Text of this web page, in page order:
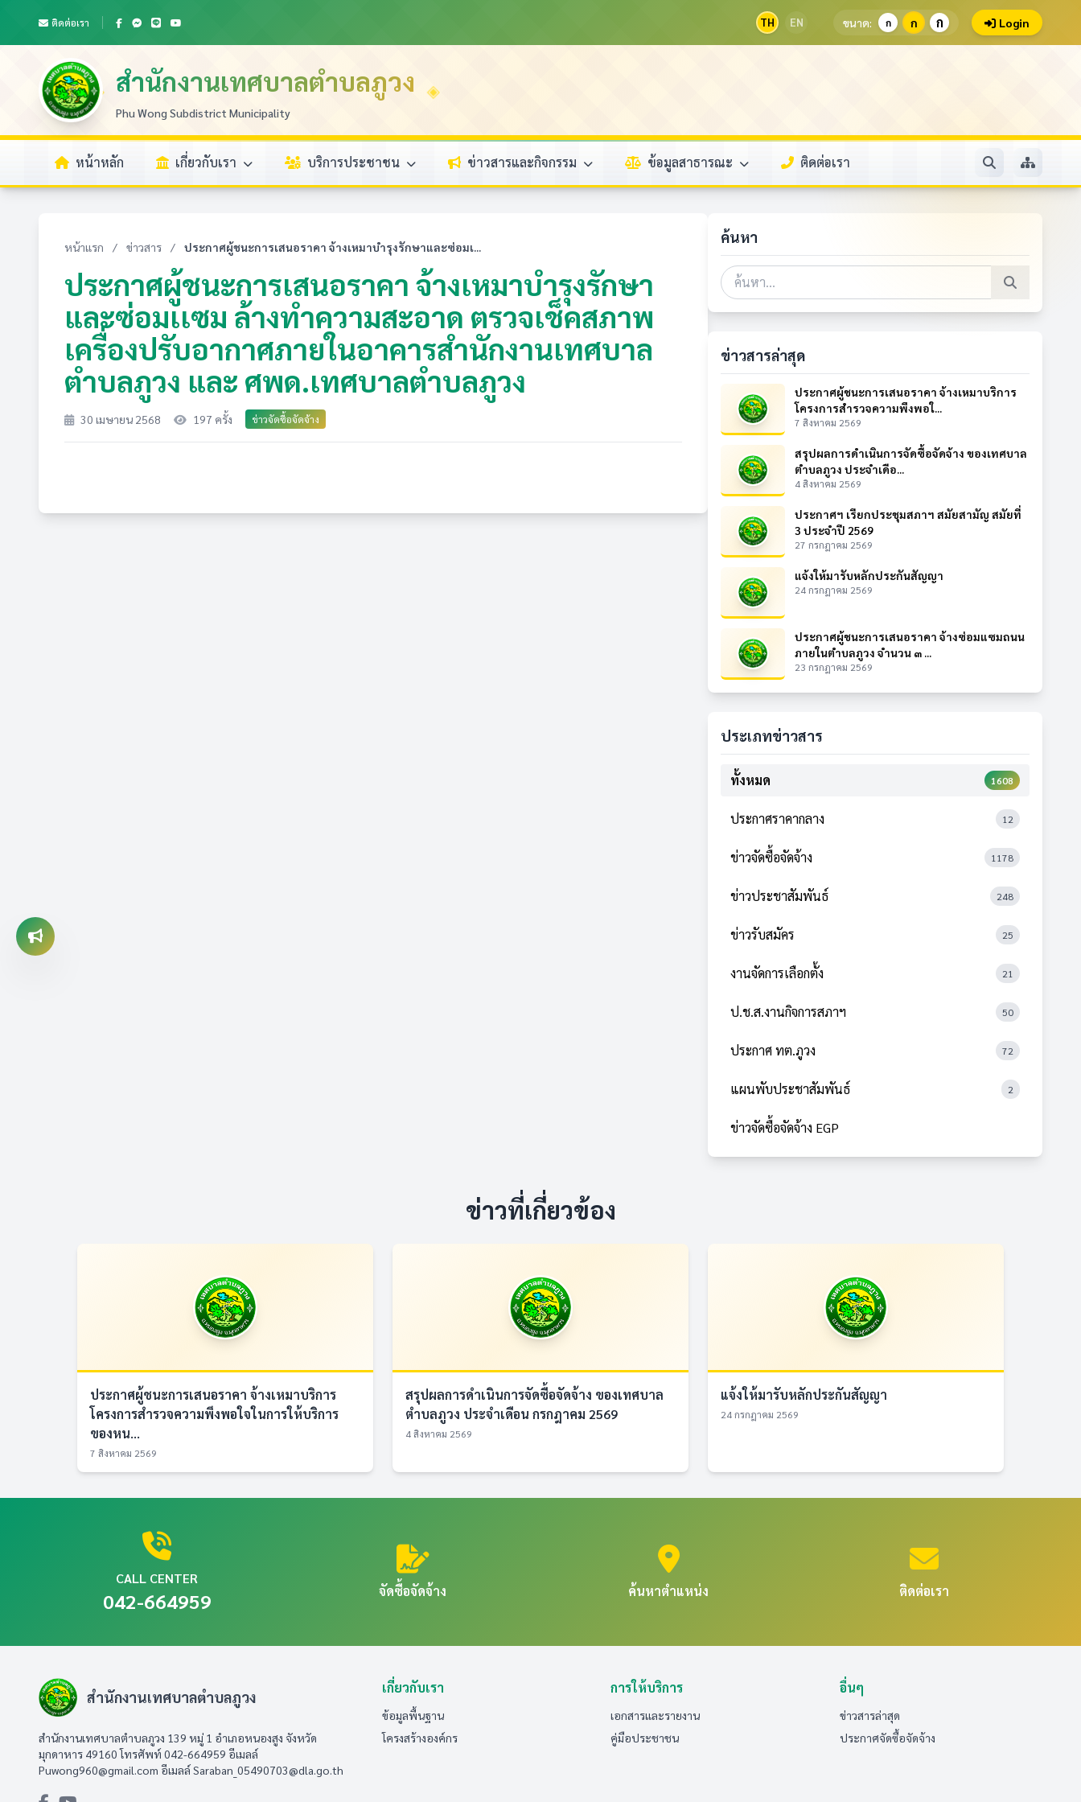
ติดต่อเรา TH EN ขนาด: ก ก ก Login
สำนักงานเทศบาลตำบลภูวง
Phu Wong Subdistrict Municipality
หน้าหลัก เกี่ยวกับเรา บริการประชาชน ข่าวสารและกิจกรรม ข้อมูลสาธารณะ ติดต่อเรา
หน้าแรก / ข่าวสาร / ประกาศผู้ชนะการเสนอราคา จ้างเหมาบำรุงรักษาและซ่อมเ...
ประกาศผู้ชนะการเสนอราคา จ้างเหมาบำรุงรักษา
และซ่อมเเซม ล้างทำความสะอาด ตรวจเช็คสภาพ
เครื่องปรับอากาศภายในอาคารสำนักงานเทศบาล
ตำบลภูวง และ ศพด.เทศบาลตำบลภูวง
30 เมษายน 2568 197 ครั้ง ข่าวจัดซื้อจัดจ้าง
ค้นหา
ข่าวสารล่าสุด
ประกาศผู้ชนะการเสนอราคา จ้างเหมาบริการ
โครงการสำรวจความพึงพอใ...
7 สิงหาคม 2569
สรุปผลการดำเนินการจัดซื้อจัดจ้าง ของเทศบาล
ตำบลภูวง ประจำเดือ...
4 สิงหาคม 2569
ประกาศฯ เรียกประชุมสภาฯ สมัยสามัญ สมัยที่
3 ประจำปี 2569
27 กรกฎาคม 2569
แจ้งให้มารับหลักประกันสัญญา
24 กรกฎาคม 2569
ประกาศผู้ชนะการเสนอราคา จ้างซ่อมแซมถนน
ภายในตำบลภูวง จำนวน ๓ ...
23 กรกฎาคม 2569
ประเภทข่าวสาร
ทั้งหมด 1608
ประกาศราคากลาง 12
ข่าวจัดซื้อจัดจ้าง 1178
ข่าวประชาสัมพันธ์ 248
ข่าวรับสมัคร 25
งานจัดการเลือกตั้ง 21
ป.ช.ส.งานกิจการสภาฯ 50
ประกาศ ทต.ภูวง 72
แผนพับประชาสัมพันธ์ 2
ข่าวจัดซื้อจัดจ้าง EGP
ข่าวที่เกี่ยวข้อง
ประกาศผู้ชนะการเสนอราคา จ้างเหมาบริการ
โครงการสำรวจความพึงพอใจในการให้บริการ
ของหน...
7 สิงหาคม 2569
สรุปผลการดำเนินการจัดซื้อจัดจ้าง ของเทศบาล
ตำบลภูวง ประจำเดือน กรกฎาคม 2569
4 สิงหาคม 2569
แจ้งให้มารับหลักประกันสัญญา
24 กรกฎาคม 2569
CALL CENTER
042-664959 จัดซื้อจัดจ้าง ค้นหาตำแหน่ง ติดต่อเรา
สำนักงานเทศบาลตำบลภูวง
สำนักงานเทศบาลตำบลภูวง 139 หมู่ 1 อำเภอหนองสูง จังหวัด
มุกดาหาร 49160 โทรศัพท์ 042-664959 อีเมลล์
Puwong960@gmail.com อีเมลล์Saraban_05490703@dla.go.th
เกี่ยวกับเรา
ข้อมูลพื้นฐาน
โครงสร้างองค์กร
การให้บริการ
เอกสารและรายงาน
คู่มือประชาชน
อื่นๆ
ข่าวสารล่าสุด
ประกาศจัดซื้อจัดจ้าง